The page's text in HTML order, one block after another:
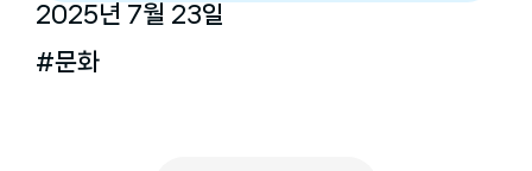
2025년 7월 23일
#문화